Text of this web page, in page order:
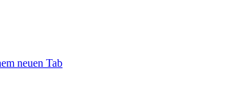
neuen Tab